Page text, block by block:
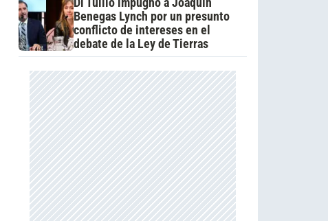
Benegas Lynch por un presunto
conflicto de intereses en el
debate de la Ley de Tierras